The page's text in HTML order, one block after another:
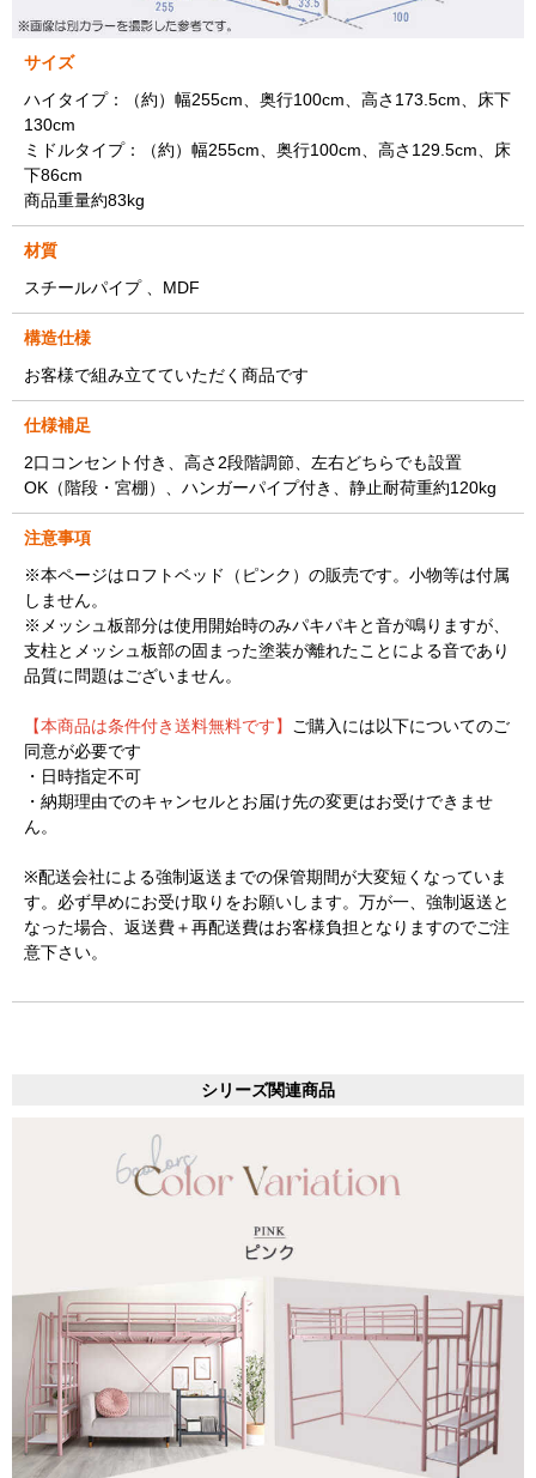
サイズ
ハイタイプ：（約）幅255cm、奥行100cm、高さ173.5cm、床下
130cm
ミドルタイプ：（約）幅255cm、奥行100cm、高さ129.5cm、床
下86cm
商品重量約83kg
材質
スチールパイプ 、MDF
構造仕様
お客様で組み立てていただく商品です
仕様補足
2口コンセント付き、高さ2段階調節、左右どちらでも設置
OK（階段・宮棚）、ハンガーパイプ付き、静止耐荷重約120kg
注意事項
※本ページはロフトベッド（ピンク）の販売です。小物等は付属
しません。
※メッシュ板部分は使用開始時のみパキパキと音が鳴りますが、
支柱とメッシュ板部の固まった塗装が離れたことによる音であり
品質に問題はございません。
【本商品は条件付き送料無料です】
ご購入には以下についてのご
同意が必要です
・日時指定不可
・納期理由でのキャンセルとお届け先の変更はお受けできませ
ん。
※配送会社による強制返送までの保管期間が大変短くなっていま
す。必ず早めにお受け取りをお願いします。万が一、強制返送と
なった場合、返送費＋再配送費はお客様負担となりますのでご注
意下さい。
シリーズ関連商品